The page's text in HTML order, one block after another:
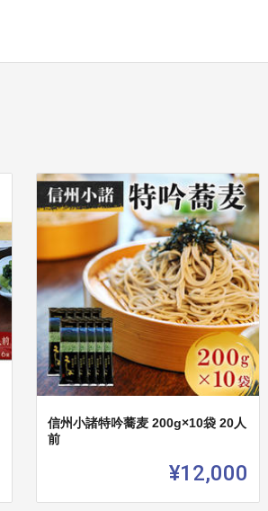
信州小諸特吟蕎麦 200g×10袋 20人
前
¥12,000